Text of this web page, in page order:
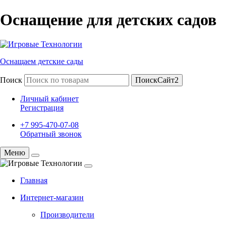
Оснащение для детских садов
Оснащаем детские сады
Поиск ПоискСайт2
Личный кабинет
Регистрация
+7 995-470-07-08
Обратный звонок
Меню
Главная
Интернет-магазин
Производители